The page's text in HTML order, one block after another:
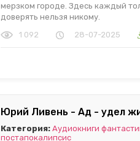
мерзком городе. Здесь каждый
доверять нельзя никому.
1 092
28-07-2025
Юрий Ливень - Ад - удел
Категория: Аудиокниги
постапокалипсис